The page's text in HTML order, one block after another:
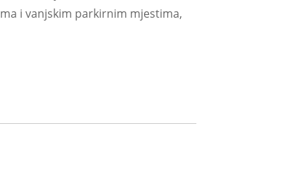
i vanjskim parkirnim mjestima,